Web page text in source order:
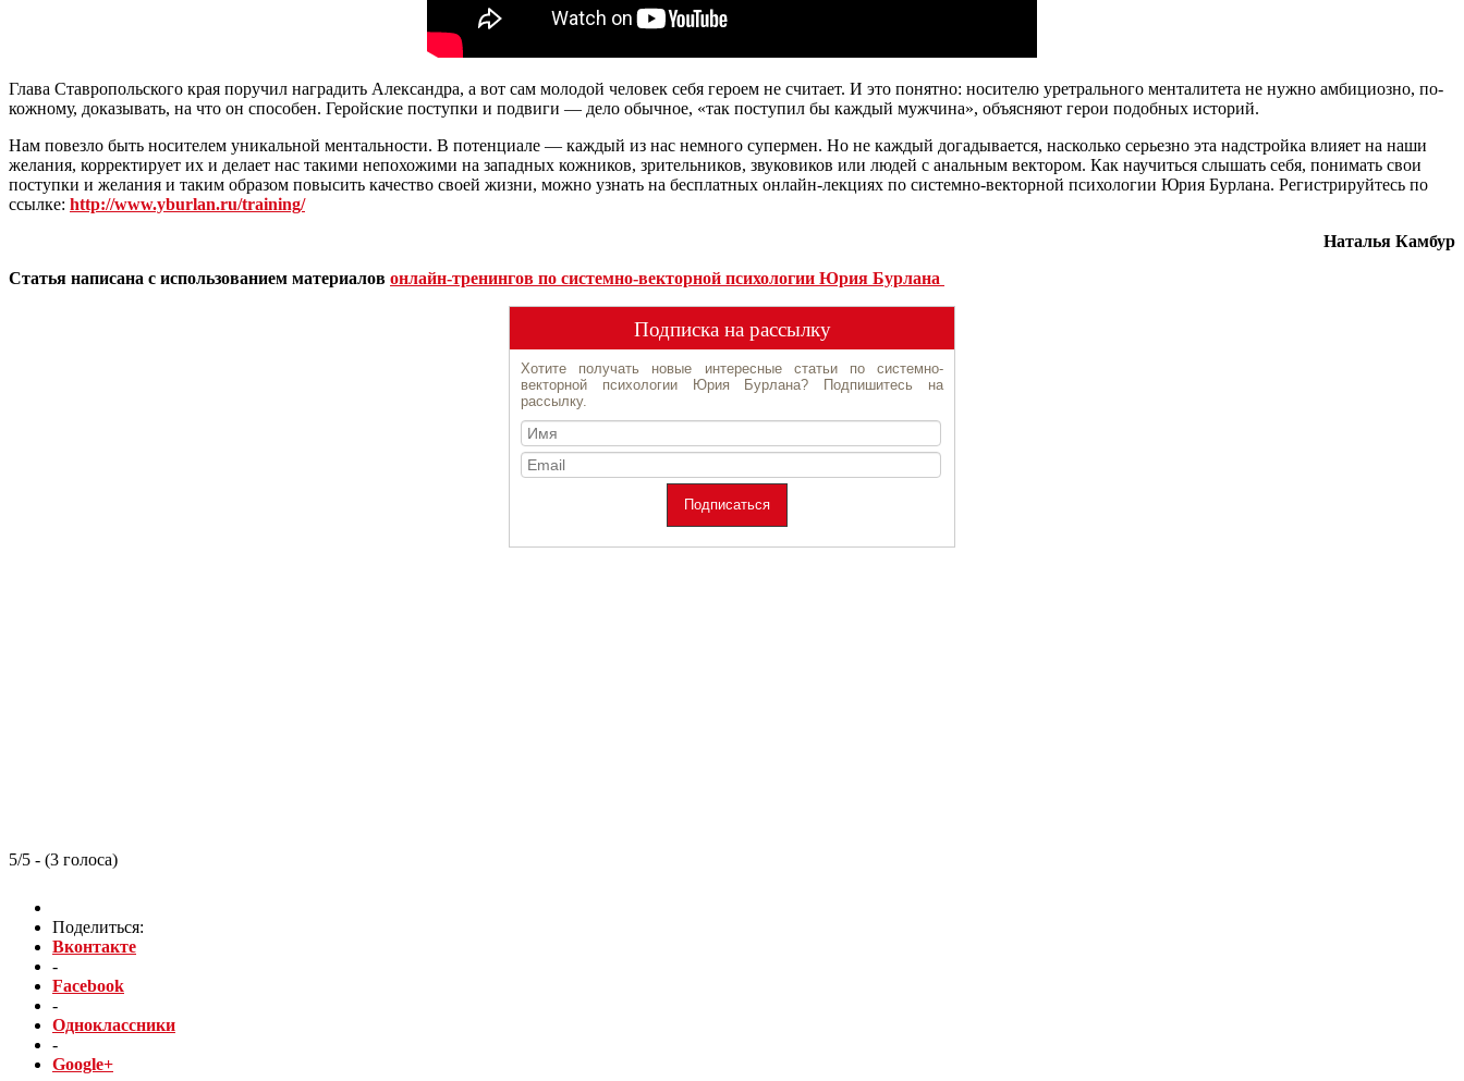
Глава Ставропольского края поручил наградить Александра, а вот сам молодой человек себя героем не считает. И это понятно: носителю уретрального менталитета не нужно амбициозно, по-
кожному, доказывать, на что он способен. Геройские поступки и подвиги — дело обычное, «так поступил бы каждый мужчина», объясняют герои подобных историй.
Нам повезло быть носителем уникальной ментальности. В потенциале — каждый из нас немного супермен. Но не каждый догадывается, насколько серьезно эта надстройка влияет на наши
желания, корректирует их и делает нас такими непохожими на западных кожников, зрительников, звуковиков или людей с анальным вектором. Как научиться слышать себя, понимать свои
поступки и желания и таким образом повысить качество своей жизни, можно узнать на бесплатных онлайн-лекциях по системно-векторной психологии Юрия Бурлана. Регистрируйтесь по
ссылке: http://www.yburlan.ru/training/
Наталья Камбур
Статья написана с использованием материалов онлайн-тренингов по системно-векторной психологии Юрия Бурлана
5/5 - (3 голоса)
Поделиться:
Вконтакте
-
Facebook
-
Одноклассники
-
Google+